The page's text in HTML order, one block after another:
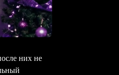
них не